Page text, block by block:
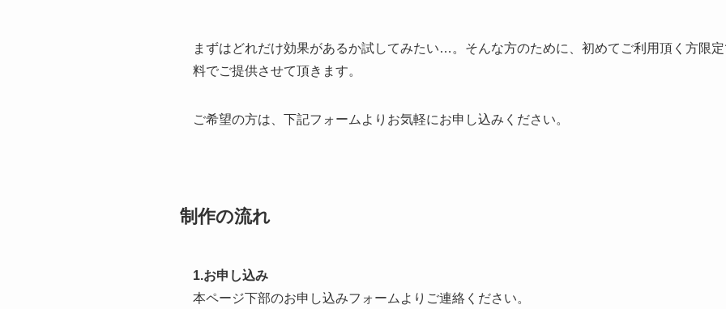
まずはどれだけ効果があるか試してみたい…。そんな方のために、初めてご利用頂く方限
料でご提供させて頂きます。
ご希望の方は、下記フォームよりお気軽にお申し込みください。
制作の流れ
1.お申し込み
本ページ下部のお申し込みフォームよりご連絡ください。